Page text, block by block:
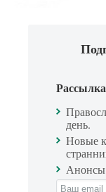
день.
Новые
Анонсы